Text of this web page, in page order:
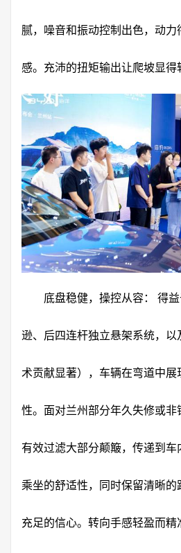
腻，噪音和振动控制出色，动
感。充沛的扭矩输出让爬坡显得
底盘稳健，操控从容： 得益
逊、后四连杆独立悬架系统，以
术贡献显著），车辆在弯道中展
性。面对兰州部分年久失修或
有效过滤大部分颠簸，传递到车
乘坐的舒适性，同时保留清晰
充足的信心。转向手感轻盈而